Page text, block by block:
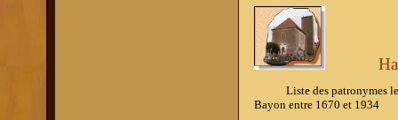
Liste des patronymes les
Bayon entre 1670 et 1934